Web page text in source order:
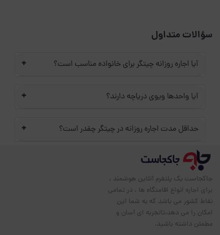
سؤالات متداول
آیا اجاره روزانه چیتگر برای خانواده مناسب است؟ +
آیا واحدها ویوی دریاچه دارند؟ +
حداقل مدت اجاره روزانه در چیتگر چقدر است؟ +
جاکجاست یک پلتفرم آنلاین هوشمند ،
برای اجاره انواع اقامتگاه ها ، در تمامی
نقاط کشور می باشد که به شما این
امکان را می دهد،تاتجربه ای آسان و
مطمئن داشته باشید.